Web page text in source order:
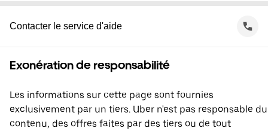
Contacter le service d'aide
Exonération de responsabilité
Les informations sur cette page sont fournies
exclusivement par un tiers. Uber n'est pas responsable du
contenu, des offres faites par des tiers ou de tout